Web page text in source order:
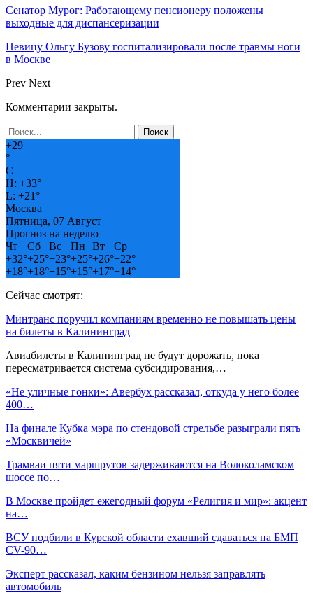
Сенатор Мурог: Работающему пенсионеру положены
выходные для диспансеризации
Певицу Ольгу Бузову госпитализировали после травмы ноги
в Москве
Prev Next
Комментарии закрыты.
+29
°
C
H: +33°
L: +21°
Москва
Пятница, 07 Август
Прогноз на неделю
Чт
Сб Вс Пн Вт
Ср
+32°+25°+23°+25°+26°+22°
+18°+18°+15°+15°+17°+14°
Сейчас смотрят:
Минтранс поручил компаниям временно не повышать цены
на билеты в Калининград
Авиабилеты в Калининград не будут дорожать, пока
пересматривается система субсидирования,…
«Не уличные гонки»: Авербух рассказал, откуда у него более
400…
На финале Кубка мэра по стендовой стрельбе разыграли пять
«Москвичей»
Трамваи пяти маршрутов задерживаются на Волоколамском
шоссе по…
В Москве пройдет ежегодный форум «Религия и мир»: акцент
на…
ВСУ подбили в Курской области ехавший сдаваться на БМП
CV-90…
Эксперт рассказал, каким бензином нельзя заправлять
автомобиль